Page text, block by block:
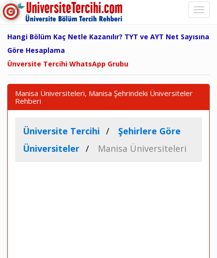
Hangi Bölüm Kaç Netle Kazanılır? TYT ve AYT Net Sayısına
Göre Hesaplama
Ünversite Tercihi WhatsApp Grubu
Manisa Üniversiteleri, Manisa Şehrindeki Üniversiteler
Rehberi
Üniversite Tercihi
Şehirlere Göre
Üniversiteler
Manisa Üniversiteleri